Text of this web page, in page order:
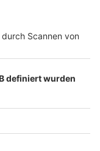
Impressum